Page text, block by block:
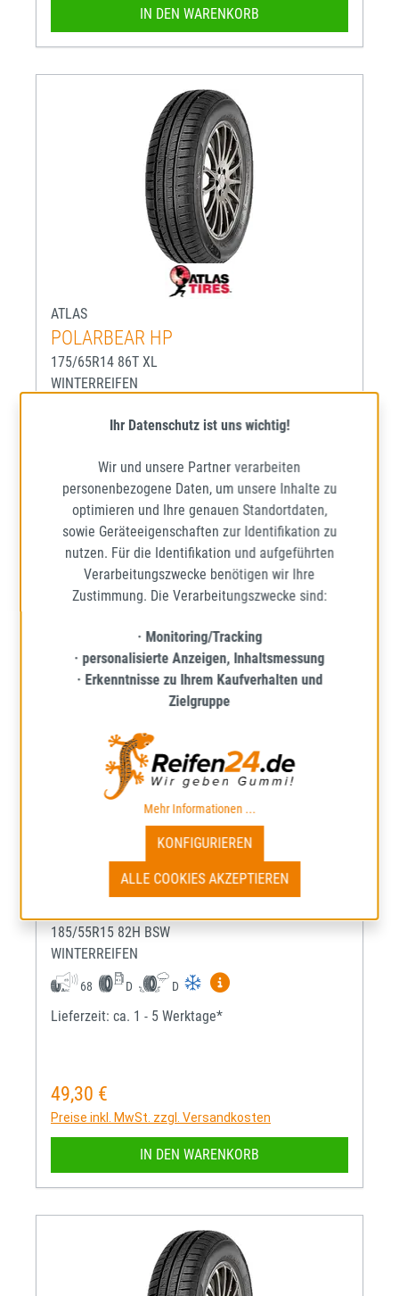
IN DEN WARENKORB
ATLAS
POLARBEAR HP
175/65R14 86T XL
WINTERREIFEN
D D
Regulärer Preis:
48,53 €
Preise inkl. MwSt. zzgl. Versandkosten
IN DEN WARENKORB
185/55R15 82H BSW
WINTERREIFEN
68 D D
Mehr Informationen zum
Lieferzeit: ca. 1 - 5 Werktage*
Regulärer Preis:
49,30 €
Preise inkl. MwSt. zzgl. Versandkosten
IN DEN WARENKORB
Ihr Datenschutz ist uns wichtig!
Wir und unsere Partner verarbeiten
personenbezogene Daten, um unsere Inhalte zu
optimieren und Ihre genauen Standortdaten,
sowie Geräteeigenschaften zur Identifikation zu
nutzen. Für die Identifikation und aufgeführten
Verarbeitungszwecke benötigen wir Ihre
Zustimmung. Die Verarbeitungszwecke sind:
· Monitoring/Tracking
· personalisierte Anzeigen, Inhaltsmessung
· Erkenntnisse zu Ihrem Kaufverhalten und
Zielgruppe
Mehr Informationen ...
KONFIGURIEREN
ALLE COOKIES AKZEPTIEREN